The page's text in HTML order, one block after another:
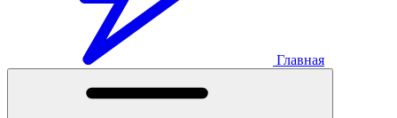
Главная